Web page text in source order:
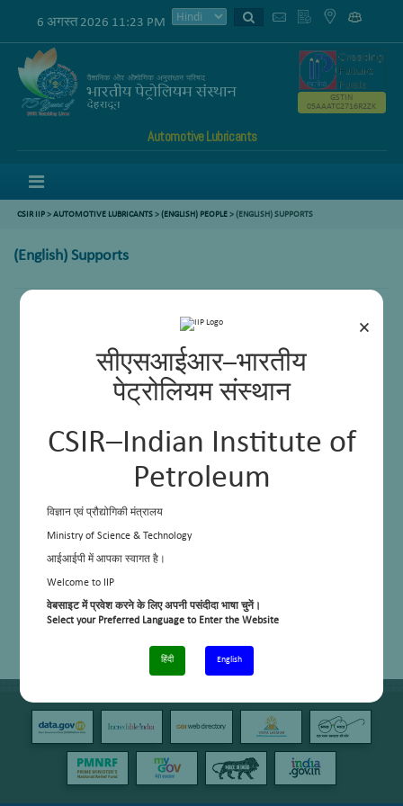
×
सीएसआईआर–भारतीय
पेट्रोलियम संस्थान
CSIR–Indian Institute of
Petroleum
विज्ञान एवं प्रौद्योगिकी मंत्रालय
Ministry of Science & Technology
आईआईपी में आपका स्वागत है।
Welcome to IIP
वेबसाइट में प्रवेश करने के लिए अपनी पसंदीदा भाषा चुनें।
Select your Preferred Language to Enter the Website
हिंदी English
6 अगस्त 2026 11:23 PM
Automotive Lubricants
GSTIN
05AAATC2716R2ZK
CSIR IIP>AUTOMOTIVE LUBRICANTS>(ENGLISH) PEOPLE> (ENGLISH) SUPPORTS
(English) Supports